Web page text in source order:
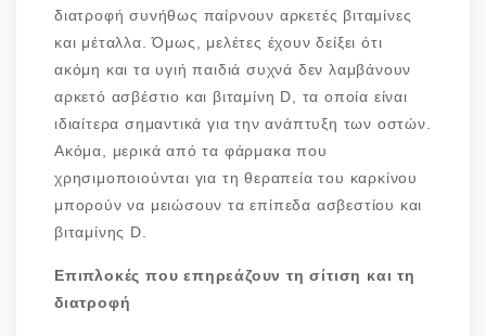
διατροφή συνήθως παίρνουν αρκετές βιταμίνες
και μέταλλα. Όμως, μελέτες έχουν δείξει ότι
ακόμη και τα υγιή παιδιά συχνά δεν λαμβάνουν
αρκετό ασβέστιο και βιταμίνη D, τα οποία είναι
ιδιαίτερα σημαντικά για την ανάπτυξη των οστών.
Ακόμα, μερικά από τα φάρμακα που
χρησιμοποιούνται για τη θεραπεία του καρκίνου
μπορούν να μειώσουν τα επίπεδα ασβεστίου και
βιταμίνης D.
Επιπλοκές που επηρεάζουν τη σίτιση και τη
διατροφή